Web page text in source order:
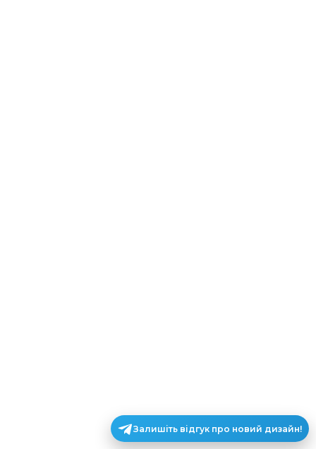
Залишіть відгук про новий дизайн!